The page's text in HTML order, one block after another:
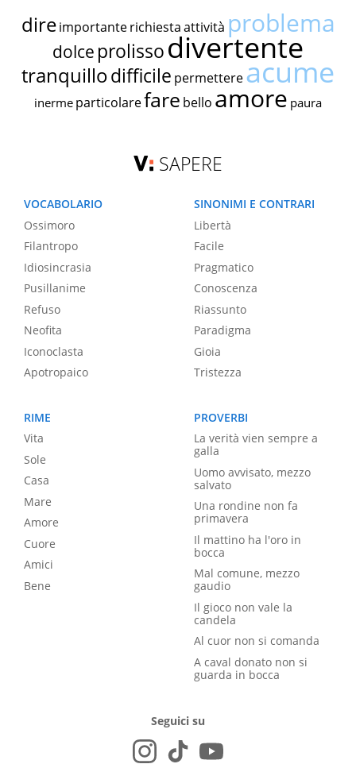
dire importante richiestaattività problema
dolce prolissodivertente
tranquillodifficile permettereacume
inerme particolarefare bello amore paura
SAPERE
VOCABOLARIO
Ossimoro
Filantropo
Idiosincrasia
Pusillanime
Refuso
Neofita
Iconoclasta
Apotropaico
SINONIMI E CONTRARI
Libertà
Facile
Pragmatico
Conoscenza
Riassunto
Paradigma
Gioia
Tristezza
RIME
Vita
Sole
Casa
Mare
Amore
Cuore
Amici
Bene
PROVERBI
La verità vien sempre a
galla
Uomo avvisato, mezzo
salvato
Una rondine non fa
primavera
Il mattino ha l'oro in
bocca
Mal comune, mezzo
gaudio
Il gioco non vale la
candela
Al cuor non si comanda
A caval donato non si
guarda in bocca
Seguici su